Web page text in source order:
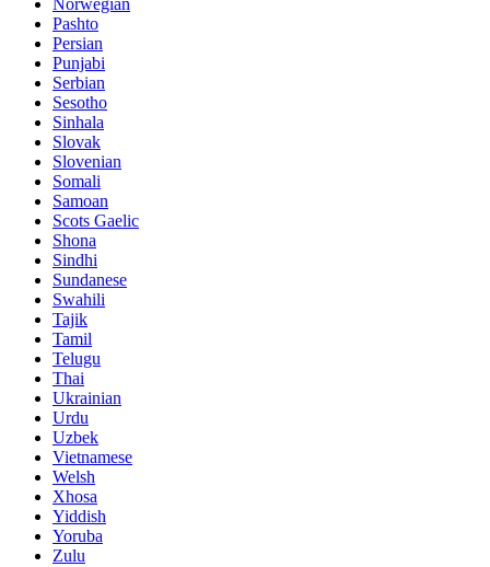
Norwegian
Pashto
Persian
Punjabi
Serbian
Sesotho
Sinhala
Slovak
Slovenian
Somali
Samoan
Scots Gaelic
Shona
Sindhi
Sundanese
Swahili
Tajik
Tamil
Telugu
Thai
Ukrainian
Urdu
Uzbek
Vietnamese
Welsh
Xhosa
Yiddish
Yoruba
Zulu